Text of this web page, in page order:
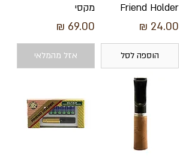
Friend Holder
מחיר
הוספה לסל
מקסי
מחיר
אזל מהמלאי